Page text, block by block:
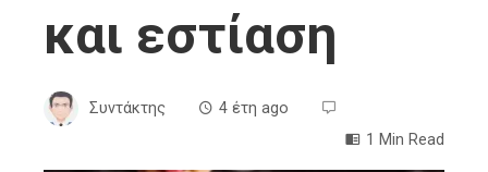
και εστίαση
Συντάκτης
4 έτη ago
1 Min Read